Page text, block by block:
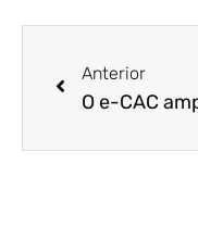
Anterior